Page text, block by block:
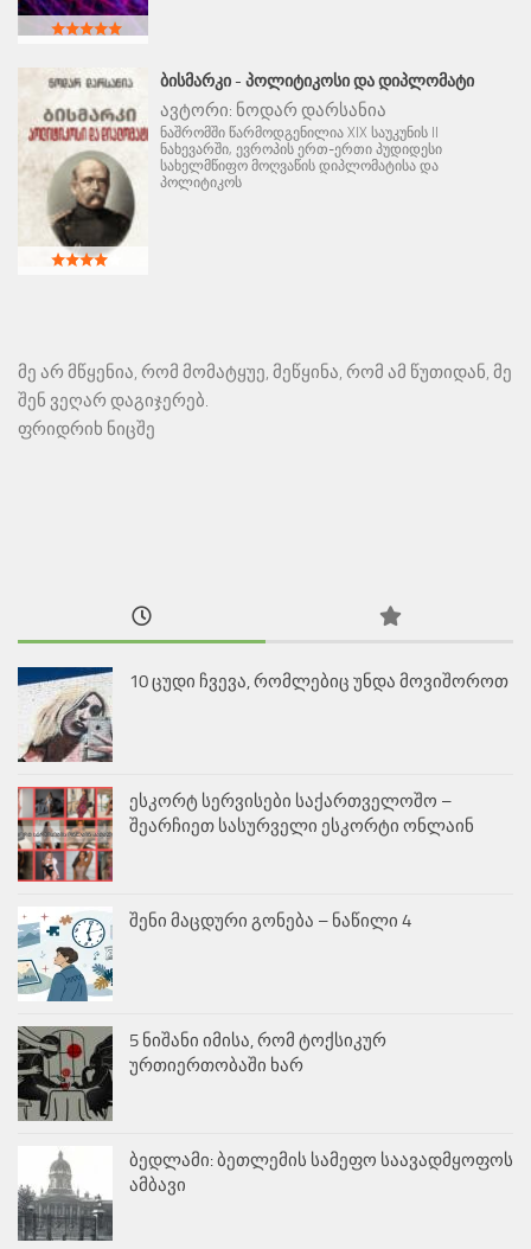
ᲑᲘᲡᲛᲐᲠᲙᲘ - ᲞᲝᲚᲘᲢᲘᲙᲝᲡᲘ ᲓᲐ ᲓᲘᲞᲚᲝᲛᲐᲢᲘ
ავტორი: ნოდარ დარსანია
ნაშრომში წარმოდგენილია XIX საუკუნის II
ნახევარში, ევროპის ერთ-ერთი პუდიდესი
სახელმწიფო მოღვაწის დიპლომატისა და
პოლიტიკოს
მე არ მწყენია, რომ მომატყუე, მეწყინა, რომ ამ წუთიდან, მე
შენ ვეღარ დაგიჯერებ.
ფრიდრიხ ნიცშე
10 ცუდი ჩვევა, რომლებიც უნდა მოვიშოროთ
ესკორტ სერვისები საქართველოშო –
შეარჩიეთ სასურველი ესკორტი ონლაინ
შენი მაცდური გონება – ნაწილი 4
5 ნიშანი იმისა, რომ ტოქსიკურ
ურთიერთობაში ხარ
ბედლამი: ბეთლემის სამეფო საავადმყოფოს
ამბავი